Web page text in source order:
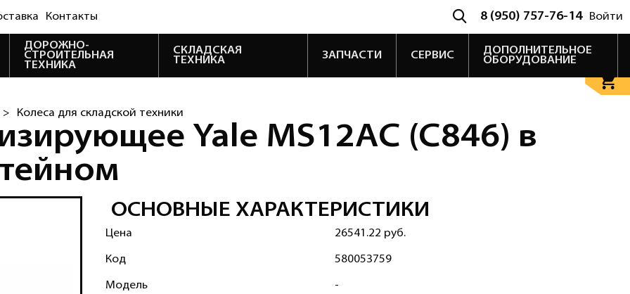
Контакты 8 (950) 757-76-14 Войти
ДОРОЖНО-
СТРОИТЕЛЬНАЯ
ТЕХНИКА
СКЛАДСКАЯ
ТЕХНИКА
ЗАПЧАСТИ СЕРВИС
ДОПОЛНИТЕЛЬНОЕ
ОБОРУДОВАНИЕ
> Колеса для складской техники
Yale MS12AC (C846) в
ОСНОВНЫЕ ХАРАКТЕРИСТИКИ
Цена 26541.22 руб.
Код 580053759
Модель -